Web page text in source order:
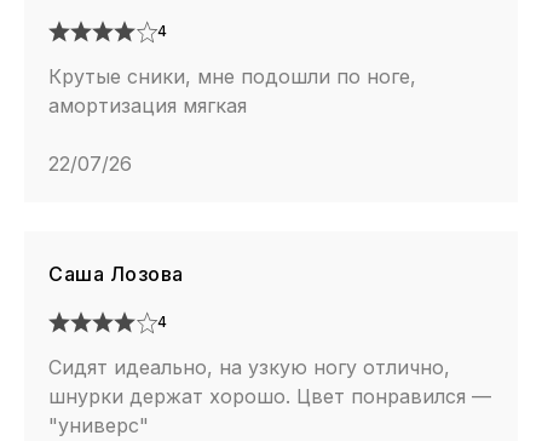
4
Крутые сники, мне подошли по ноге,
амортизация мягкая
22/07/26
Саша Лозова
4
Сидят идеально, на узкую ногу отлично,
шнурки держат хорошо. Цвет понравился —
"универс"